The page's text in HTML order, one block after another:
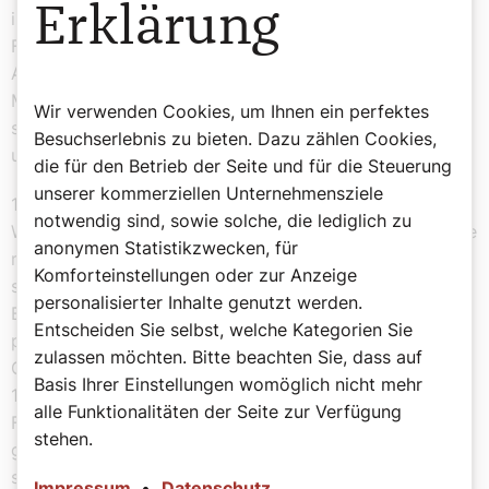
in ganz Deutschland. 1929 wurde die
Frauenfriedenskirche in Frankfurt eingeweiht. Ihre
Architektur im Bauhaus-Stil und die zwölf Meter hohe
Mosaikstatue der Muttergottes als „Friedenskönigin“
sind bis heute ein eindrucksvolles Symbol für das
unermüdliche Streben nach Frieden.
1919 wurde Dransfeld als eine von nur 37 Frauen in die
Weimarer Nationalversammlung gewählt. Dort wirkte sie
maßgeblich an der Sozialgesetzgebung mit und setzte
sich für Frauenrechte ein, insbesondere für gleiche
Bildungschancen und bessere Arbeitsbedingungen. Ihre
politische Karriere musste sie aus gesundheitlichen
Gründen aufgeben. Hedwig Dransfeld starb am
13. März 1925 in Werl. Ihr Wirken prägt die katholische
Frauenbewegung bis heute. Ihre Forderungen nach
gerechter Entlohnung, Chancengleichheit und Frieden
sind nach wie vor aktuell.
Erklärung
Wir verwenden Cookies, um Ihnen ein perfektes
Besuchserlebnis zu bieten. Dazu zählen Cookies,
die für den Betrieb der Seite und für die Steuerung
unserer kommerziellen Unternehmensziele
notwendig sind, sowie solche, die lediglich zu
anonymen Statistikzwecken, für
Komforteinstellungen oder zur Anzeige
personalisierter Inhalte genutzt werden.
Entscheiden Sie selbst, welche Kategorien Sie
zulassen möchten. Bitte beachten Sie, dass auf
Basis Ihrer Einstellungen womöglich nicht mehr
alle Funktionalitäten der Seite zur Verfügung
stehen.